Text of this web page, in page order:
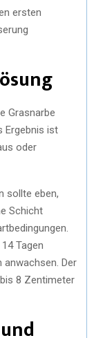
ersten
Grasnarbe
Ergebnis ist
oder
sollte eben,
Schicht
Tagen
Der
8 Zentimeter